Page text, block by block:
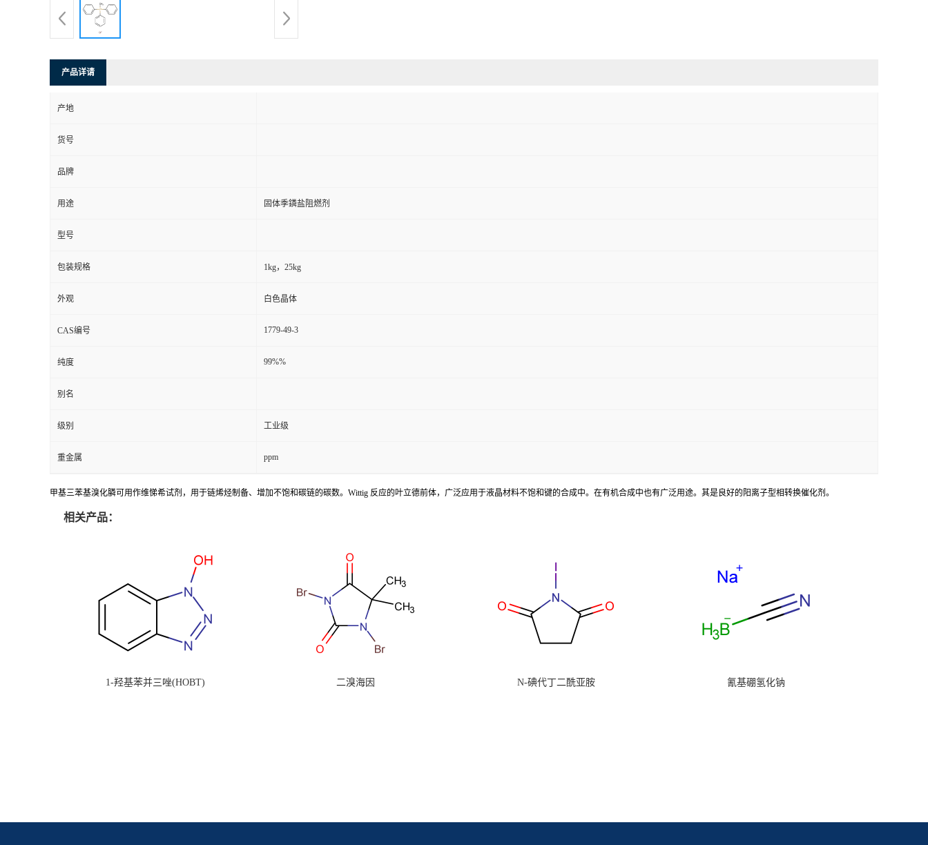
产品详请
产地
货号
品牌
用途 固体季鏻盐阻燃剂
型号
包装规格 1kg，25kg
外观 白色晶体
CAS编号 1779-49-3
纯度 99%%
别名
级别 工业级
重金属 ppm
甲基三苯基溴化膦可用作维悌希试剂，用于链烯烃制备、增加不饱和碳链的碳数。Wittig 反应的叶立德前体，广泛应用于液晶材料不饱和键的合成中。在有机合成中也有广泛用途。其是良好的阳离子型相转换催化剂。
相关产品：
1-羟基苯并三唑(HOBT) 二溴海因 N-碘代丁二酰亚胺 氰基硼氢化钠